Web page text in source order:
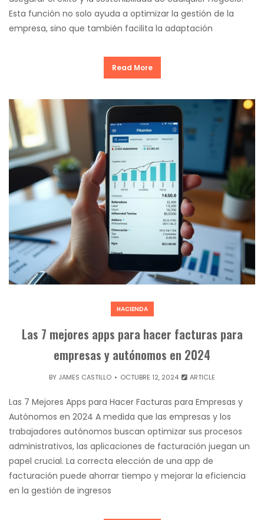
Esta función no solo ayuda a optimizar la gestión de la
empresa, sino que también facilita la adaptación
Read More
HACIENDA
Las 7 mejores apps para hacer facturas para
empresas y autónomos en 2024
BY JAMES CASTILLO OCTUBRE 12, 2024 ARTICLE
Las 7 Mejores Apps para Hacer Facturas para Empresas y
Autónomos en 2024 A medida que las empresas y los
trabajadores autónomos buscan optimizar sus procesos
administrativos, las aplicaciones de facturación juegan un
papel crucial. La correcta elección de una app de
facturación puede ahorrar tiempo y mejorar la eficiencia
en la gestión de ingresos